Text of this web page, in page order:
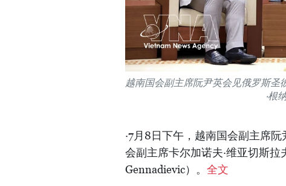
越南国会副主席阮尹英会见俄罗斯圣
·根
·7月8日下午，越南国会副主席
会副主席卡尔加诺夫·维亚切斯拉
Gennadievic）。 全文